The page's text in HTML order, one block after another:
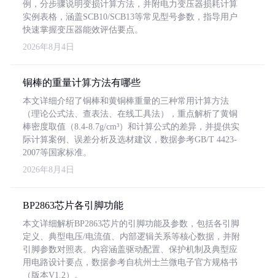
例，分步骤说明变损计算方法，并附电力变压器损耗计算
实例表格，涵盖SCB10/SCB13等常见型号参数，指导用户
快速掌握变压器能效评估要点。
2026年8月4日
铜棒的重量计算方法有哪些
本文详细介绍了铜棒和黄铜棒重量的三种常用计算方法
（理论公式法、查表法、在线工具法），重点解析了黄铜
棒密度取值（8.4-8.7g/cm³）和计算公式的差异，并提供实
际计算案例、误差分析及选材建议，数据参考GB/T 4423-
2007等国家标准。
2026年8月4日
BP2863芯片各引脚功能
本文详细解析BP2863芯片的引脚功能及参数，包括各引脚
定义、典型电压/电流值、内部逻辑关系等核心数据，并附
引脚参数对照表。内容涵盖驱动配置、保护机制及典型应
用电路设计要点，数据参考自杭州士兰微电子官方规格书
（版本V1.2）。